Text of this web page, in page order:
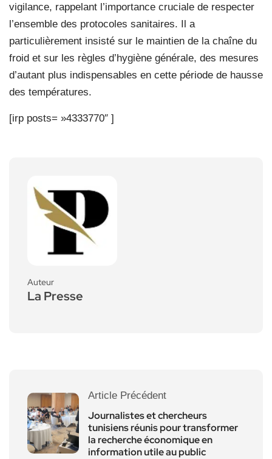
vigilance, rappelant l’importance cruciale de respecter
l’ensemble des protocoles sanitaires. Il a
particulièrement insisté sur le maintien de la chaîne du
froid et sur les règles d’hygiène générale, des mesures
d’autant plus indispensables en cette période de hausse
des températures.
[irp posts= »4333770″ ]
Auteur
La Presse
Article Précédent
Journalistes et chercheurs
tunisiens réunis pour transformer
la recherche économique en
information utile au public